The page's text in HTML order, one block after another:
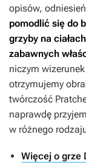
opisów,
pomodlić się do
grzyby na
zabawnych
niczym
otrzymujemy
twórczość
naprawdę
w różnego
Więcej o grze